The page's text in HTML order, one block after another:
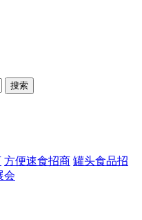
方便速食招商 罐头食品招
会